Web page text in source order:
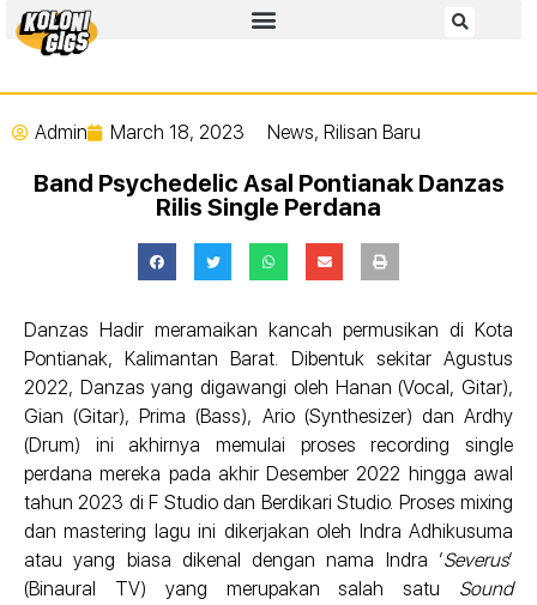
Admin March 18, 2023 News, Rilisan Baru
Band Psychedelic Asal Pontianak Danzas
Rilis Single Perdana
Danzas Hadir meramaikan kancah permusikan di Kota
Pontianak, Kalimantan Barat. Dibentuk sekitar Agustus
2022, Danzas yang digawangi oleh Hanan (Vocal, Gitar),
Gian (Gitar), Prima (Bass), Ario (Synthesizer) dan Ardhy
(Drum) ini akhirnya memulai proses recording single
perdana mereka pada akhir Desember 2022 hingga awal
tahun 2023 di F Studio dan Berdikari Studio. Proses mixing
dan mastering lagu ini dikerjakan oleh Indra Adhikusuma
atau yang biasa dikenal dengan nama Indra ‘Severus‘
(Binaural TV) yang merupakan salah satu Sound